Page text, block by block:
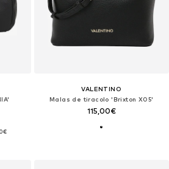
VALENTINO
Malas de tiracolo 'Brixton X05'
115,00€